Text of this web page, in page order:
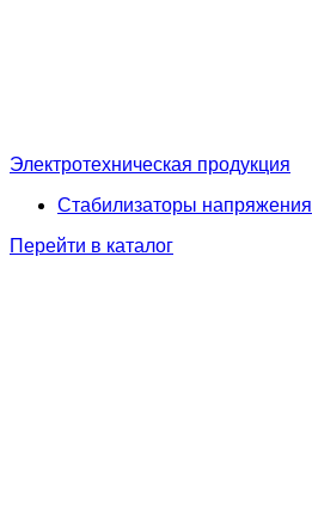
Электротехническая продукция
Стабилизаторы напряжения
Перейти в каталог